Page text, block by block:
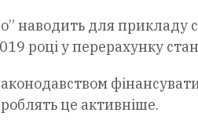
наводить для прикладу
році у перерахунку
це активніше.